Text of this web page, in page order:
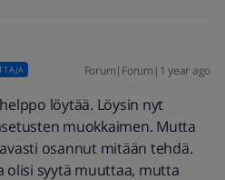
Forum|Forum|1 year ago
löytää. Löysin nyt
muokkaimen. Mutta
osannut mitään tehdä.
olisi syytä muuttaa, mutta